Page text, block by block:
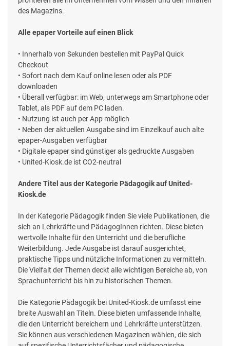
des Magazins.
Alle epaper Vorteile auf einen Blick
• Innerhalb von Sekunden bestellen mit PayPal Quick
Checkout
• Sofort nach dem Kauf online lesen oder als PDF
downloaden
• Überall verfügbar: im Web, unterwegs am Smartphone oder
Tablet, als PDF auf dem PC laden.
• Nutzung ist auch per App möglich
• Neben der aktuellen Ausgabe sind im Einzelkauf auch alte
epaper-Ausgaben verfügbar
• Digitale epaper sind günstiger als gedruckte Ausgaben
• United-Kiosk.de ist CO2-neutral
Andere Titel aus der Kategorie Pädagogik auf United-
Kiosk.de
In der Kategorie Pädagogik finden Sie viele Publikationen, die
sich an Lehrkräfte und PädagogInnen richten. Diese bieten
wertvolle Inhalte für den Unterricht und die berufliche
Weiterbildung. Jede Ausgabe ist darauf ausgerichtet,
praktische Tipps und nützliche Informationen zu vermitteln.
Die Vielfalt der Themen deckt alle wichtigen Bereiche ab, von
Sprachunterricht bis hin zu historischen Themen.
Die Kategorie Pädagogik bei United-Kiosk.de umfasst eine
breite Auswahl an Titeln. Diese bieten umfassende Inhalte,
die den Unterricht bereichern und Lehrkräfte unterstützen.
Sie können aus verschiedenen Magazinen wählen, die sich